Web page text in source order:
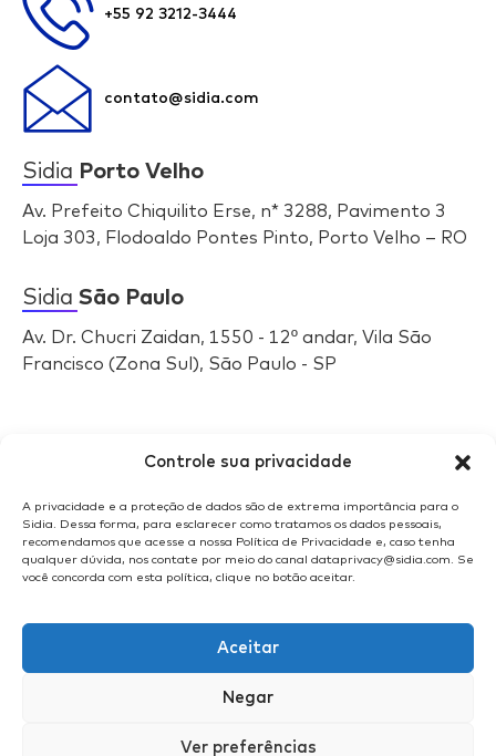
Controle sua privacidade
A privacidade e a proteção de dados são de extrema importância para o
Sidia. Dessa forma, para esclarecer como tratamos os dados pessoais,
recomendamos que acesse a nossa Política de Privacidade e, caso tenha
qualquer dúvida, nos contate por meio do canal dataprivacy@sidia.com. Se
você concorda com esta política, clique no botão aceitar.
Aceitar
Negar
Ver preferências
+55 92 3212-3444
contato@sidia.com
Sidia Porto Velho
Av. Prefeito Chiquilito Erse, n* 3288, Pavimento 3
Loja 303, Flodoaldo Pontes Pinto, Porto Velho – RO
Sidia São Paulo
Av. Dr. Chucri Zaidan, 1550 - 12º andar, Vila São
Francisco (Zona Sul), São Paulo - SP